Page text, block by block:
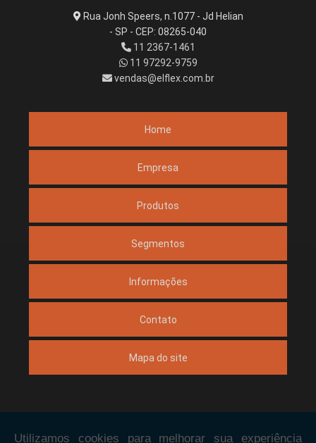
Rua Jonh Speers, n.1077 - Jd Helian
- SP - CEP: 08265-040
11 2367-1461
11 97292-9759
vendas@elflex.com.br
Home
Empresa
Produtos
Segmentos
Informações
Contato
Mapa do site
Copyright © Elflex. (Lei 9610 de 19/02/1998)